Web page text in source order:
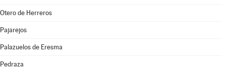
Otero de Herreros
Pajarejos
Palazuelos de Eresma
Pedraza